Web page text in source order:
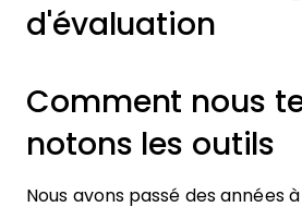
d'évaluation
Comment nous
notons les outils
Nous avons passé des années